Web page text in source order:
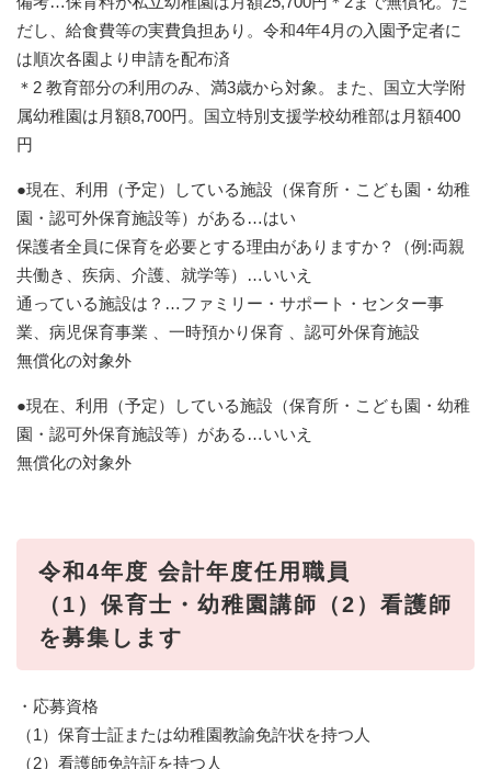
だし、給食費等の実費負担あり。令和4年4月の入園予定者に
は順次各園より申請を配布済
＊2 教育部分の利用のみ、満3歳から対象。また、国立大学附
属幼稚園は月額8,700円。国立特別支援学校幼稚部は月額400
円
●現在、利用（予定）している施設（保育所・こども園・幼稚
園・認可外保育施設等）がある…はい
保護者全員に保育を必要とする理由がありますか？（例:両親
共働き、疾病、介護、就学等）…いいえ
通っている施設は？…ファミリー・サポート・センター事
業、病児保育事業 、一時預かり保育 、認可外保育施設
無償化の対象外
●現在、利用（予定）している施設（保育所・こども園・幼稚
園・認可外保育施設等）がある…いいえ
無償化の対象外
令和4年度 会計年度任用職員
（1）保育士・幼稚園講師（2）看護師
を募集します
・応募資格
（1）保育士証または幼稚園教諭免許状を持つ人
（2）看護師免許証を持つ人